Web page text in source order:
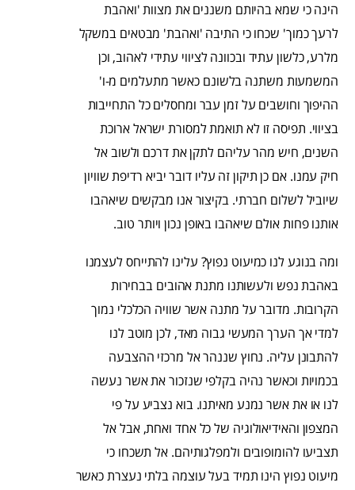
הינה כי שמא בהיותם משננים את מצוות 'ואהבת
לרעך כמוך' שכחו כי התיבה 'ואהבת' מבטאים במשקל
מלרע, כלשון עתיד ובכוונה לציווי עתידי לאהוב, וכן
המשמעות משתנה בלשונם כאשר מתעלמים מ-ו'
ההיפוך וחושבים על זמן עבר ומחסלים כל התחייבות
בציווי. תפיסה זו לא תואמת למסורת ישראל ארוכת
השנים, חיש מהר עליהם לתקן את דרכם ולשוב אל
חיק עמנו. אם כן תיקון זה עליו דובר יביא רדיפת שוויון
שיוביל לשלום חברתי. בקיצור אנו מבקשים שיאהבו
אותנו פחות אולם שיאהבו באופן נכון ויותר טוב.
ומה בנוגע לנו כמיעוט נפוץ? עלינו להתייחס לעצמנו
באהבת נפש ולעשותנו מתנת אהובים בבחירות
הקרובות. מדובר על מתנה אשר שוויה הכלכלי נמוך
למדי אך הערך המעשי גבוה מאד, לכן מוטב לנו
להתבונן עליה. נחוץ שננהר אל מרכזי ההצבעה
בכמויות וכאשר נהיה בקלפי שנזכור את אשר נעשה
לנו או את אשר נמנע מאיתנו. בוא נצביע על פי
המצפון והאידיאולוגיה של כל אחד ואחת, אבל אל
תצביעו להומופובים ולמפלגותיהם. אל תשכחו כי
מיעוט נפוץ הינו תמיד בעל עוצמה בלתי נעצרת כאשר